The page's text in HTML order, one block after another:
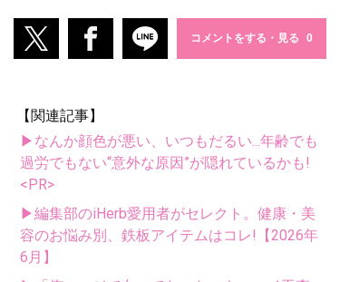
コメントをする・見る
【関連記事】
▶なんか顔色が悪い、いつもだるい...年齢でも
過労でもない“意外な原因”が隠れているかも!
<PR>
▶編集部のiHerb愛用者がセレクト。健康・美
容のお悩み別、鉄板アイテムはコレ!【2026年
6月】